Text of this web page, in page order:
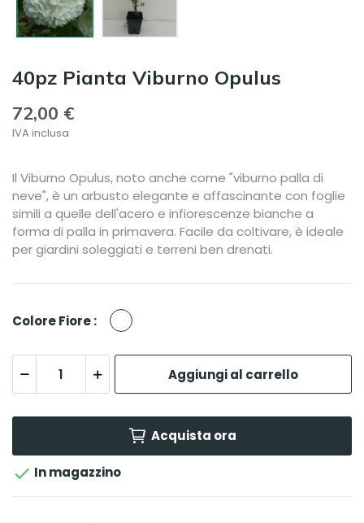
40pz Pianta Viburno Opulus
72,00 €
IVA inclusa
Il Viburno Opulus, noto anche come "viburno palla di
neve", è un arbusto elegante e affascinante con foglie
simili a quelle dell'acero e infiorescenze bianche a
forma di palla in primavera. Facile da coltivare, è ideale
per giardini soleggiati e terreni ben drenati.
Colore Fiore : Bianco
Aggiungi al carrello
Acquista ora
 In magazzino